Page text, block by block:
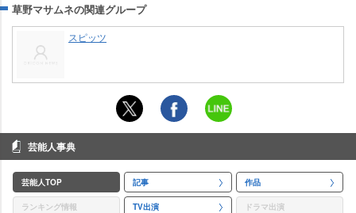
草野マサムネの関連グループ
スピッツ
芸能人事典
芸能人TOP 記事 作品
ランキング情報 TV出演 ドラマ出演